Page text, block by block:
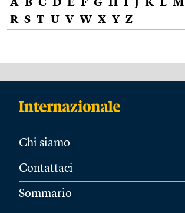
A B C D E F G H I J K L M
R S T U V W X Y Z
Chi siamo
Contattaci
Sommario